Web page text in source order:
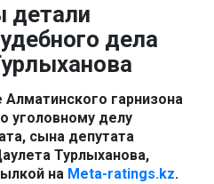
детали
дела
гарнизона
уголовному делу
сына депутата
Турлыханова,
на Meta-ratings.kz.